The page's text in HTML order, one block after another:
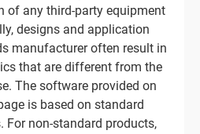
of any third-party equipment
designs and application
manufacturer often result in
that are different from the
The software provided on
is based on standard
non-standard products,